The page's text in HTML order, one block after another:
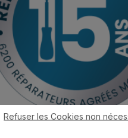
Refuser les Cookies non